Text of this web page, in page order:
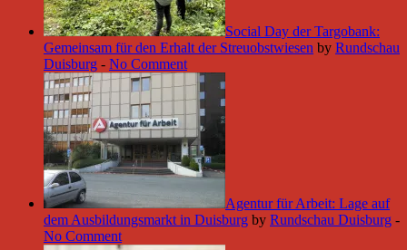
Social Day der Targobank:
Gemeinsam für den Erhalt der Streuobstwiesen by Rundschau
Duisburg - No Comment
Agentur für Arbeit: Lage auf
dem Ausbildungsmarkt in Duisburg by Rundschau Duisburg -
No Comment